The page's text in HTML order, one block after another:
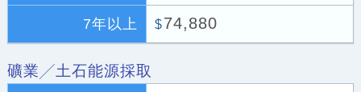
7年以上 $74,880
礦業╱土石能源採取